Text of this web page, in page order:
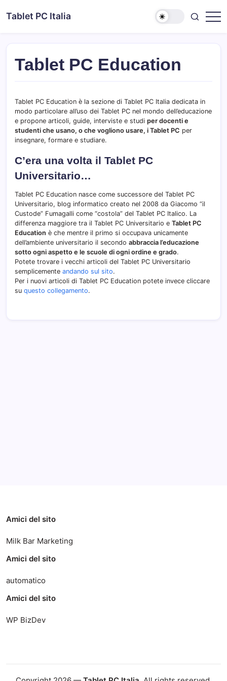
toTablet PC Italia
Tablet
Tablet PC Education
Tablet PC Education è la sezione di Tablet PC Italia dedicata in
modo particolare all’uso dei Tablet PC nel mondo dell’educazione
e propone articoli, guide, interviste e studi per docenti e
studenti che usano, o che vogliono usare, i Tablet PC per
insegnare, formare e studiare.
C’era una volta il Tablet PC
Universitario…
Tablet PC Education nasce come successore del Tablet PC
Universitario, blog informatico creato nel 2008 da Giacomo “il
Custode” Fumagalli come “costola” del Tablet PC Italico. La
differenza maggiore tra il Tablet PC Universitario e Tablet PC
Education è che mentre il primo si occupava unicamente
dell’ambiente universitario il secondo abbraccia l’educazione
sotto ogni aspetto e le scuole di ogni ordine e grado.
Potete trovare i vecchi articoli del Tablet PC Universitario
semplicemente andando sul sito.
Per i nuovi articoli di Tablet PC Education potete invece cliccare
su questo collegamento.
Amici del sito
Milk Bar Marketing
Amici del sito
automatico
Amici del sito
WP BizDev